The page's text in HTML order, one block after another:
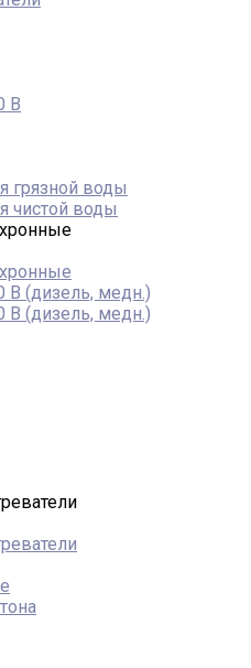
В
грязной воды
чистой воды
В (дизель, медн.)
В (дизель, медн.)